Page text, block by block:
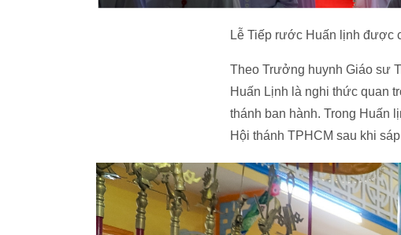
Lễ Tiếp rước Huấn lịnh được
Theo Trưởng huynh Giáo sư
Huấn Lịnh là nghi thức quan
thánh ban hành. Trong Huấn
Hội thánh TPHCM sau khi